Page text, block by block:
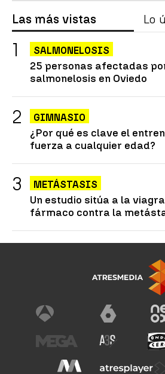
Las más vistas Lo
SALMONELOSIS
25 personas afectadas
salmonelosis en Oviedo
GIMNASIO
¿Por qué es clave el
fuerza a cualquier edad?
METÁSTASIS
Un estudio sitúa a la
fármaco contra la